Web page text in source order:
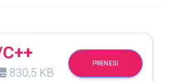
830,5 KB
PRENESI